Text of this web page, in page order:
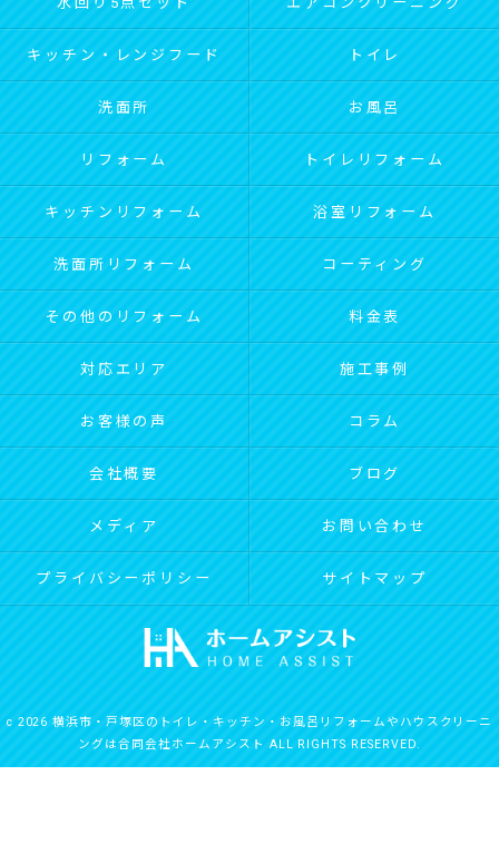
キッチン・レンジフード トイレ
洗面所 お風呂
リフォーム トイレリフォーム
キッチンリフォーム 浴室リフォーム
洗面所リフォーム コーティング
その他のリフォーム 料金表
対応エリア 施工事例
お客様の声 コラム
会社概要 ブログ
メディア お問い合わせ
プライバシーポリシー サイトマップ
c 2026 横浜市・戸塚区のトイレ・キッチン・お風呂リフォームやハウスクリーニ
ングは合同会社ホームアシスト ALL RIGHTS RESERVED.